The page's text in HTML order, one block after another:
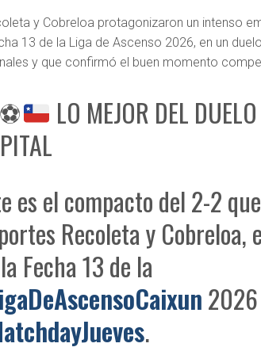
y Cobreloa protagonizaron un intenso
13 de la Liga de Ascenso 2026, en un
y que confirmó el buen momento
⚽
LO MEJOR DEL
es el compacto del 2-2
Recoleta y Cobreloa,
Fecha 13 de la
.